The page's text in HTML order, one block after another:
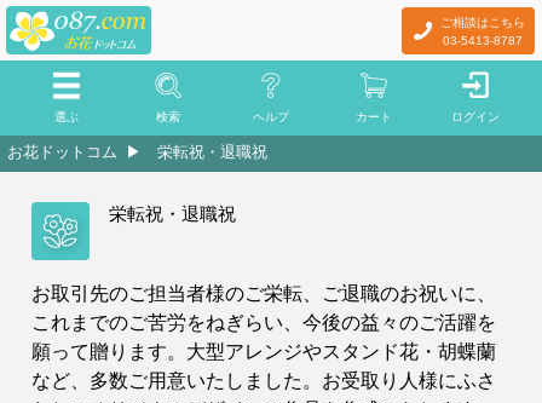
ご相談はこちら
03-5413-8787
選ぶ 検索 ヘルプ カート ログイン
お花ドットコム 栄転祝・退職祝
栄転祝・退職祝
お取引先のご担当者様のご栄転、ご退職のお祝いに、
これまでのご苦労をねぎらい、今後の益々のご活躍を
願って贈ります。大型アレンジやスタンド花・胡蝶蘭
など、多数ご用意いたしました。お受取り人様にふさ